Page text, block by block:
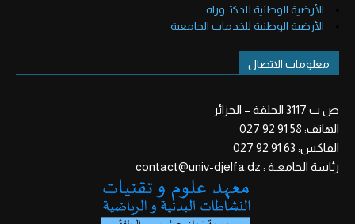
الأرضية الوطنية للدكتــوراه
الأرضية الوطنية للخدمات الجامعية
معلومات الاتصال
ص ب 3117 الجلفة – الجزائر
الهاتف: 58 91 92 027
الفاكس: 63 91 92 027
رئاسة الجامعـة : contact@univ-djelfa.dz